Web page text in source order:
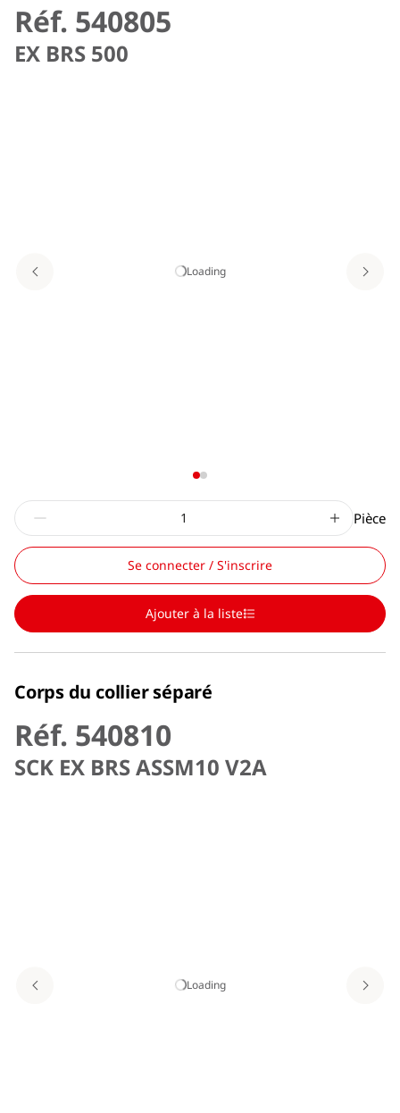
Réf. 540805
EX BRS 500
Loading
Pièce
Se connecter / S'inscrire
Ajouter à la liste
Corps du collier séparé
Réf. 540810
SCK EX BRS ASSM10 V2A
Loading